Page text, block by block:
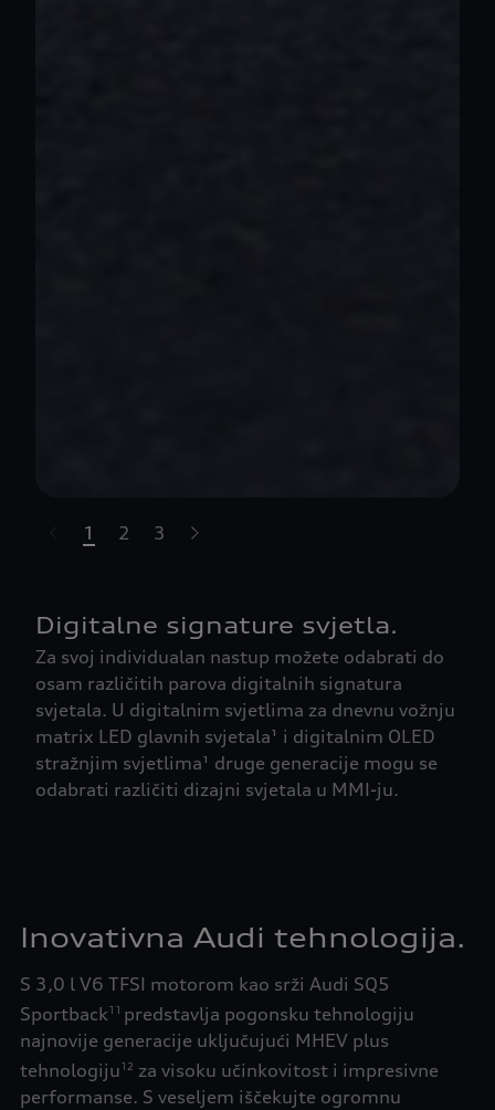
highlights.skipLinkText__
1 2 3
Digitalne signature svjetla.
Za svoj individualan nastup možete odabrati do
osam različitih parova digitalnih signatura
svjetala. U digitalnim svjetlima za dnevnu vožnju
matrix LED glavnih svjetala¹ i digitalnim OLED
stražnjim svjetlima¹ druge generacije mogu se
odabrati različiti dizajni svjetala u MMI-ju.
Inovativna Audi tehnologija.
S 3,0 l V6 TFSI motorom kao srži Audi SQ5
Sportback11 predstavlja pogonsku tehnologiju
najnovije generacije uključujući MHEV plus
tehnologiju12 za visoku učinkovitost i impresivne
performanse. S veseljem iščekujte ogromnu